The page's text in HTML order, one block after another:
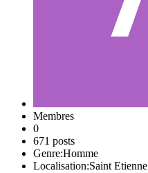
Membres
0
671 posts
Genre:Homme
Localisation:Saint Etienne